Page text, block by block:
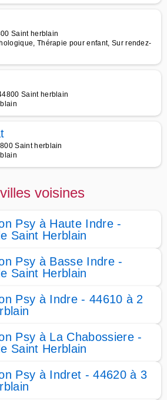
Saint herblain
Thérapie pour enfant, Sur rendez-
Saint herblain
Saint herblain
voisines
Psy à Haute Indre -
Saint Herblain
Psy à Basse Indre -
Saint Herblain
Psy à Indre - 44610 à 2
Psy à La Chabossiere -
Saint Herblain
Psy à Indret - 44620 à 3